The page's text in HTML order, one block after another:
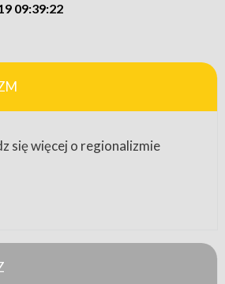
09:39:22
się więcej o regionalizmie